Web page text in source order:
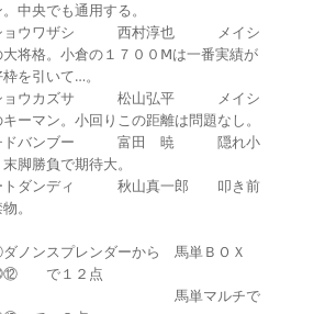
中央でも通用する。
ョウワザシ 西村淳也 メイシ
大将格。小倉の１７００Ⅿは一番実績が
を引いて…。
ョウカズサ 松山弘平 メイシ
ーマン。小回りこの距離は問題なし。
ドバンブー 富田 暁 隠れ小
脚勝負で期待大。
トダンディ 秋山真一郎 叩き前
。
ノンスプレンダーから 馬単ＢＯＸ
で１２点
マルチで